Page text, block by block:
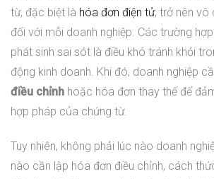
từ, đặc biệt là hóa đơn điện tử, trở nên vô
đối với mỗi doanh nghiệp. Các trường
phát sinh sai sót là điều khó tránh khỏi
động kinh doanh. Khi đó, doanh nghiệp
điều chỉnh hoặc hóa đơn thay thế để
hợp pháp của chứng từ.
Tuy nhiên, không phải lúc nào doanh
nào cần lập hóa đơn điều chỉnh, cách